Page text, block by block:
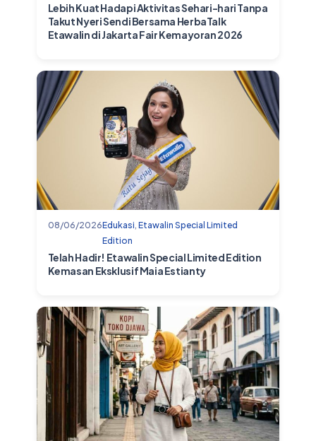
Lebih Kuat Hadapi Aktivitas Sehari-hari Tanpa
Takut Nyeri Sendi Bersama HerbaTalk
Etawalin di Jakarta Fair Kemayoran 2026
08/06/2026Edukasi, Etawalin Special Limited
Edition
Telah Hadir! Etawalin Special Limited Edition
Kemasan Eksklusif Maia Estianty